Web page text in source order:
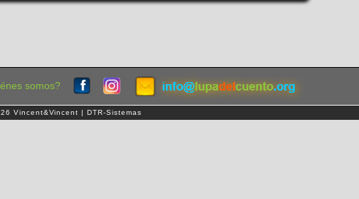
somos?
Vincent&Vincent | DTR-Sistemas